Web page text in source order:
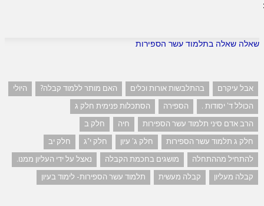
שאלה שאלה בתלמוד עשר הספירות
אבל עיקרם בהתלבשות אורות וכלים האם מותר ללמוד קבלה?
היולי
הכולל ד' יסודות .
הספירה
הסתכלות פנימית חלק ג
הרב אדם סיני תלמוד עשר הספירות
חיה
חלק ב
חלק ג תלמוד עשר הספירות
חלק ג' עיון חלק י"ג
חלק יב
להתחיל מההתחלה
מושגים בחכמת הקבלה
נאצל על ידי העליון ממנו.
קבלה מעליון
קבלה מעשית תלמוד עשר הספירות- לימוד בעיון